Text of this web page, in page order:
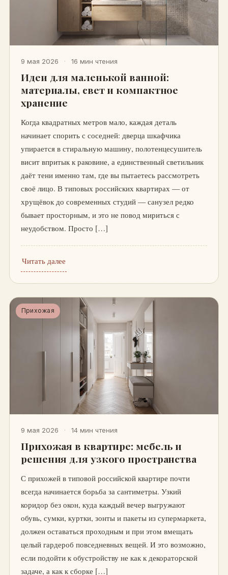
9 мая 2026 · 16 мин чтения
Идеи для маленькой ванной:
материалы, свет и компактное
хранение
Когда квадратных метров мало, каждая деталь
начинает спорить с соседней: дверца шкафчика
упирается в стиральную машину, полотенцесушитель
висит впритык к раковине, а единственный светильник
даёт тени именно там, где вы пытаетесь рассмотреть
своё лицо. В типовых российских квартирах — от
хрущёвок до современных студий — санузел редко
бывает просторным, и это не повод мириться с
неудобством. Просто […]
Читать далее
Прихожая
9 мая 2026 · 14 мин чтения
Прихожая в квартире: мебель и
решения для узкого пространства
С прихожей в типовой российской квартире почти
всегда начинается борьба за сантиметры. Узкий
коридор без окон, куда каждый вечер выгружают
обувь, сумки, куртки, зонты и пакеты из супермаркета,
должен оставаться проходным и при этом вмещать
целый гардероб повседневных вещей. И это возможно,
если подойти к обустройству не как к декораторской
задаче, а как к сборке […]